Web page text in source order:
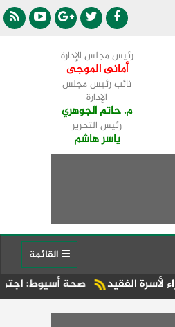
رئيس مجلس الإدارة
أمانى الموجى
نائب رئيس مجلس
الإدارة
م. حاتم الجوهري
رئيس التحرير
ياسر هاشم
صحة أسيوط: اجتماع موسع بالإدارة